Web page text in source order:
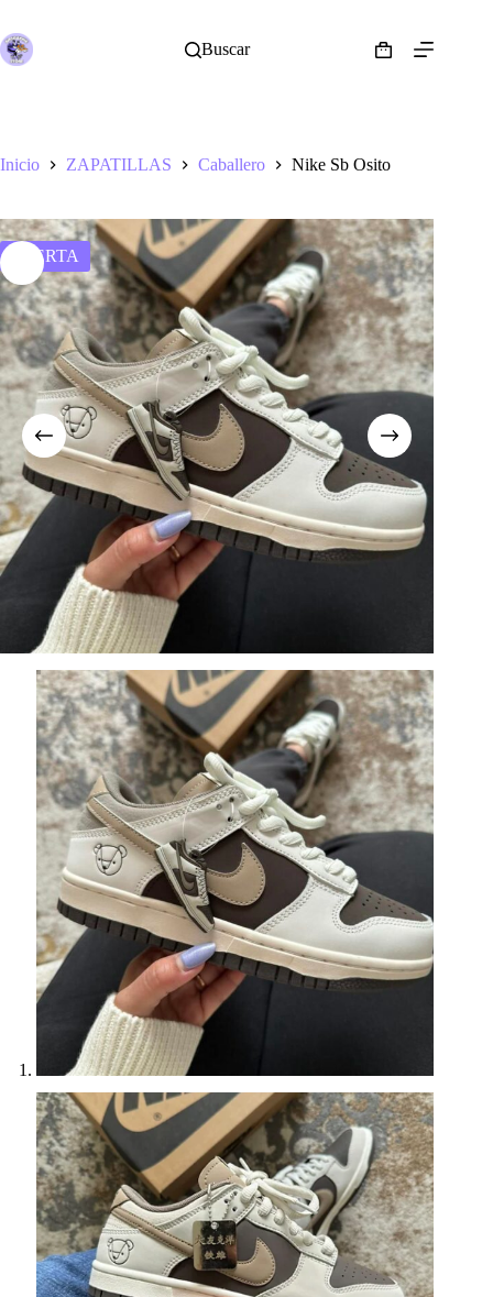
contenido
Buscar
Shopping
Inicio ZAPATILLAS Caballero Nike Sb Osito
OFERTA